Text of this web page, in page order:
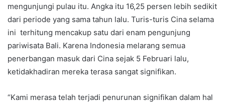
mengunjungi pulau itu. Angka itu 16,25 persen lebih sedikit
dari periode yang sama tahun lalu. Turis-turis Cina selama
ini terhitung mencakup satu dari enam pengunjung
pariwisata Bali. Karena Indonesia melarang semua
penerbangan masuk dari Cina sejak 5 Februari lalu,
ketidakhadiran mereka terasa sangat signifikan.
“Kami merasa telah terjadi penurunan signifikan dalam hal